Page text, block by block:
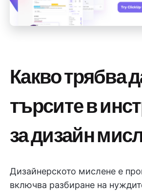
Какво трябва
търсите в
за дизайн
Дизайнерското мислене е
включва разбиране на